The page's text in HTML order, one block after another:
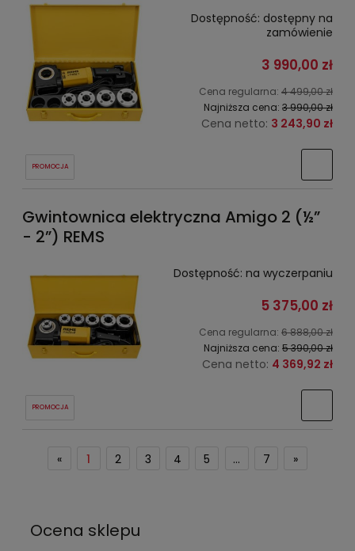
Dostępność: dostępny na
zamówienie
3 990,00 zł
Cena regularna: 4 499,00 zł
Najniższa cena: 3 990,00 zł
Cena netto: 3 243,90 zł
PROMOCJA
Gwintownica elektryczna Amigo 2 (½”
- 2”) REMS
Dostępność: na wyczerpaniu
5 375,00 zł
Cena regularna: 6 888,00 zł
Najniższa cena: 5 390,00 zł
Cena netto: 4 369,92 zł
PROMOCJA
« 1 2 3 4 5 ... 7 »
Ocena sklepu